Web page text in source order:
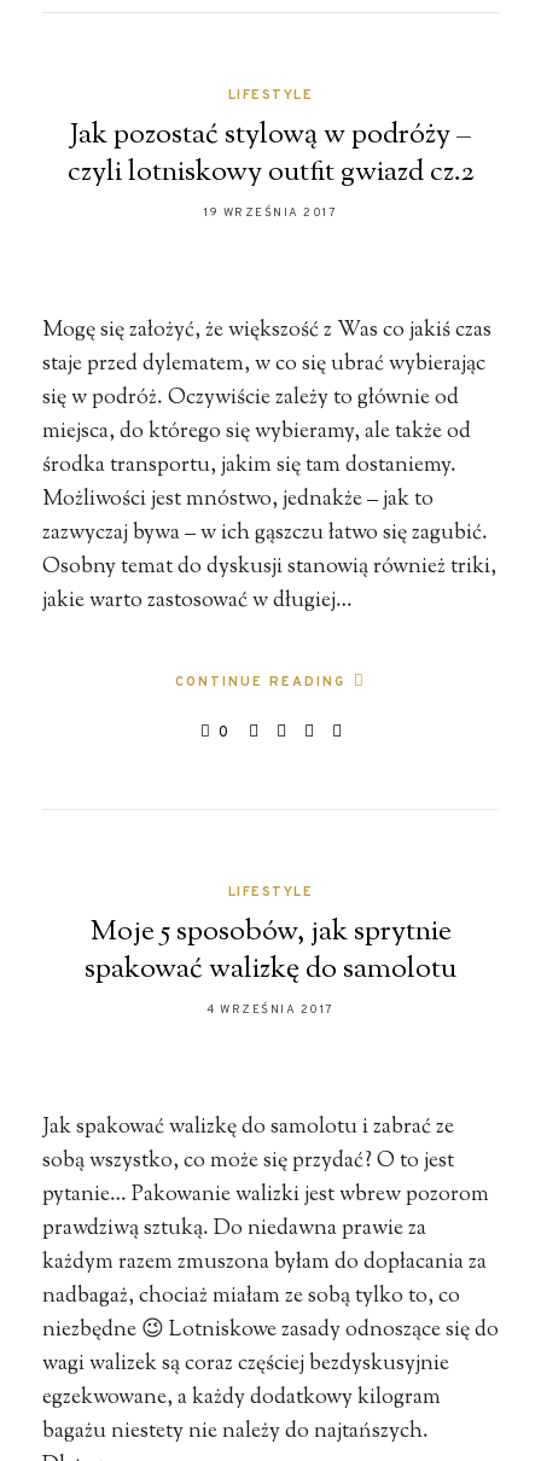
LIFESTYLE
Jak pozostać stylową w podróży –
czyli lotniskowy outfit gwiazd cz.2
19 WRZEŚNIA 2017
Mogę się założyć, że większość z Was co jakiś czas
staje przed dylematem, w co się ubrać wybierając
się w podróż. Oczywiście zależy to głównie od
miejsca, do którego się wybieramy, ale także od
środka transportu, jakim się tam dostaniemy.
Możliwości jest mnóstwo, jednakże – jak to
zazwyczaj bywa – w ich gąszczu łatwo się zagubić.
Osobny temat do dyskusji stanowią również triki,
jakie warto zastosować w długiej…
CONTINUE READING
0
LIFESTYLE
Moje 5 sposobów, jak sprytnie
spakować walizkę do samolotu
4 WRZEŚNIA 2017
Jak spakować walizkę do samolotu i zabrać ze
sobą wszystko, co może się przydać? O to jest
pytanie… Pakowanie walizki jest wbrew pozorom
prawdziwą sztuką. Do niedawna prawie za
każdym razem zmuszona byłam do dopłacania za
nadbagaż, chociaż miałam ze sobą tylko to, co
niezbędne 😉 Lotniskowe zasady odnoszące się do
wagi walizek są coraz częściej bezdyskusyjnie
egzekwowane, a każdy dodatkowy kilogram
bagażu niestety nie należy do najtańszych.